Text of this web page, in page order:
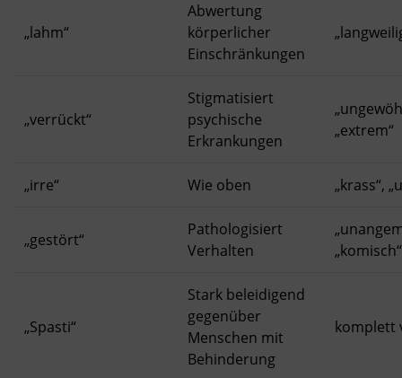
„lahm“
Abwertung
körperlicher
Einschränkungen
„verrückt“
Stigmatisiert
psychische
Erkrankungen
„extrem“
„irre“ Wie oben „krass“,
„gestört“
Pathologisiert
Verhalten
„komisch“
„Spasti“
Stark beleidigend
gegenüber
Menschen mit
Behinderung
komplett